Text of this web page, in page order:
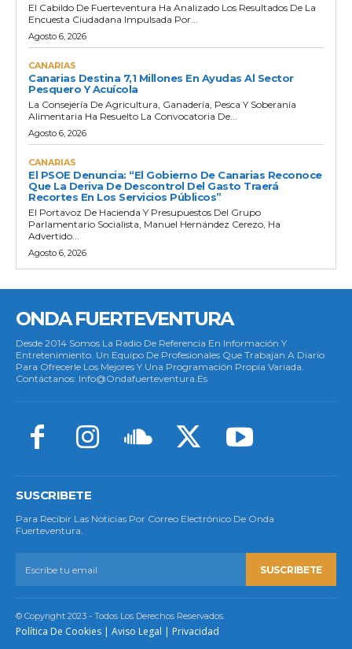
El Cabildo De Fuerteventura Ha Analizado Los Resultados De La
Encuesta Ciudadana Impulsada Por...
Agosto 6, 2026
CANARIAS
Canarias Destina 7,1 Millones En Ayudas Al Sector
Pesquero Y Acuícola
La Consejería De Agricultura, Ganadería, Pesca Y Soberanía
Alimentaria Ha Resuelto La Convocatoria De...
Agosto 6, 2026
CANARIAS
El PSOE Denuncia: “El Gobierno De Canarias Reconoce
Que La Deriva De Descontrol Del Gasto Traerá
Recortes En Los Servicios Públicos”
El Portavoz De Hacienda Y Presupuestos Del Grupo
Parlamentario Socialista, Manuel Hernández Cerezo, Ha
Advertido...
Agosto 6, 2026
ONDA FUERTEVENTURA
Desde 2014 Somos La Radio De Referencia En Información Y
Entretenimiento. Un Equipo De Profesionales Que Trabajan A Diario
Para Ofrecerle Los Mejores Y Una Programación Propia Variada.
Contáctanos: Info@ondafuerteventura.es
SUSCRIBETE
Para Recibir Las Noticias Por Correo Electrónico De Onda
Fuerteventura.
SUSCRIBETE
© Copyright 2023 - Todos Los Derechos Reservados.
Política De Cookies | Aviso Legal | Privacidad